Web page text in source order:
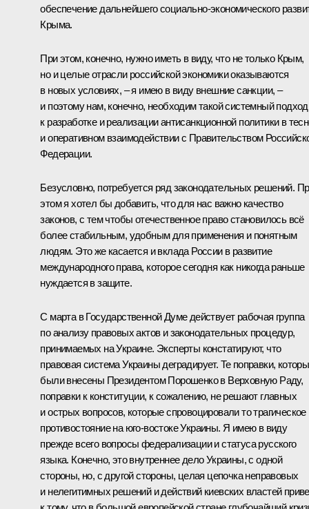
обеспечение дальнейшего социально-экономического
Крыма.
При этом, конечно, нужно иметь в виду, что не только Крым,
но и целые отрасли российской экономики оказываются
в новых условиях, – я имею в виду внешние санкции, –
и поэтому нам, конечно, необходим такой системный подход
к разработке и реализации антисанкционной политики в
и оперативном взаимодействии с Правительством
Федерации.
Безусловно, потребуется ряд законодательных решений.
этом я хотел бы добавить, что для нас важно качество
законов, с тем чтобы отечественное право становилось всё
более стабильным, удобным для применения и понятным
людям. Это же касается и вклада России в развитие
международного права, которое сегодня как никогда раньше
нуждается в защите.
С марта в Государственной Думе действует рабочая группа
по анализу правовых актов и законодательных процедур,
принимаемых на Украине. Эксперты констатируют, что
правовая система Украины деградирует. Те поправки,
были внесены Президентом Порошенко в Верховную Раду,
поправки к конституции, к сожалению, не решают главных
и острых вопросов, которые спровоцировали то трагическое
противостояние на юго-востоке Украины. Я имею в виду
прежде всего вопросы федерализации и статуса русского
языка. Конечно, это внутреннее дело Украины, с одной
стороны, но, с другой стороны, целая цепочка неправовых
и нелегитимных решений и действий киевских властей